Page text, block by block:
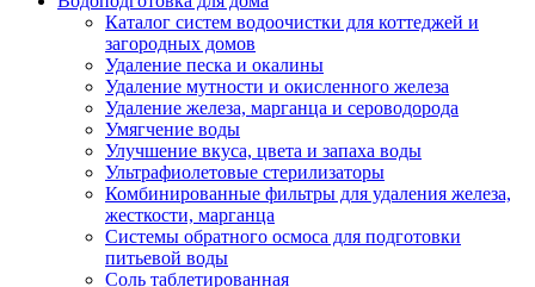
Каталог систем водоочистки для коттеджей и
загородных домов
Удаление песка и окалины
Удаление мутности и окисленного железа
Удаление железа, марганца и сероводорода
Умягчение воды
Улучшение вкуса, цвета и запаха воды
Ультрафиолетовые стерилизаторы
Комбинированные фильтры для удаления железа,
жесткости, марганца
Системы обратного осмоса для подготовки
питьевой воды
Соль таблетированная